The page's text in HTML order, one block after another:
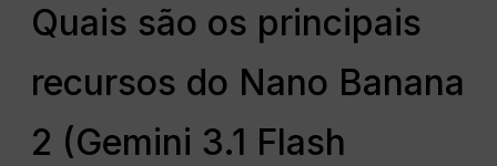
Quais são os principais
recursos do Nano Banana
2 (Gemini 3.1 Flash